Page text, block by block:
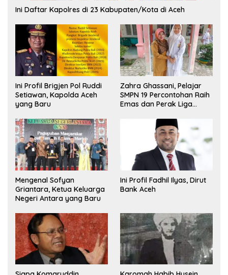
Ini Daftar Kapolres di 23 Kabupaten/Kota di Aceh
Ini Profil Brigjen Pol Ruddi
Setiawan, Kapolda Aceh
yang Baru
Zahra Ghassani, Pelajar
SMPN 19 Percontohan Raih
Emas dan Perak Liga
Mengenal Sofyan
Griantara, Ketua Keluarga
Negeri Antara yang Baru
Ini Profil Fadhil Ilyas, Dirut
Bank Aceh